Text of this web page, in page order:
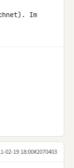
Im
02-19 18:00#2070403